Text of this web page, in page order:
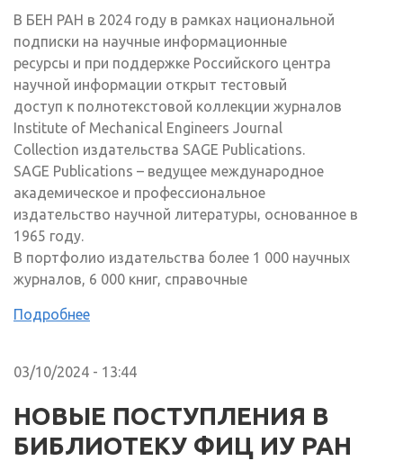
В БЕН РАН в 2024 году в рамках национальной
подписки на научные информационные
ресурсы и при поддержке Российского центра
научной информации открыт тестовый
доступ к полнотекстовой коллекции журналов
Institute of Mechanical Engineers Journal
Collection издательства SAGE Publications.
SAGE Publications – ведущее международное
академическое и профессиональное
издательство научной литературы, основанное в
1965 году.
В портфолио издательства более 1 000 научных
журналов, 6 000 книг, справочные
Подробнее
03/10/2024 - 13:44
НОВЫЕ ПОСТУПЛЕНИЯ В
БИБЛИОТЕКУ ФИЦ ИУ РАН